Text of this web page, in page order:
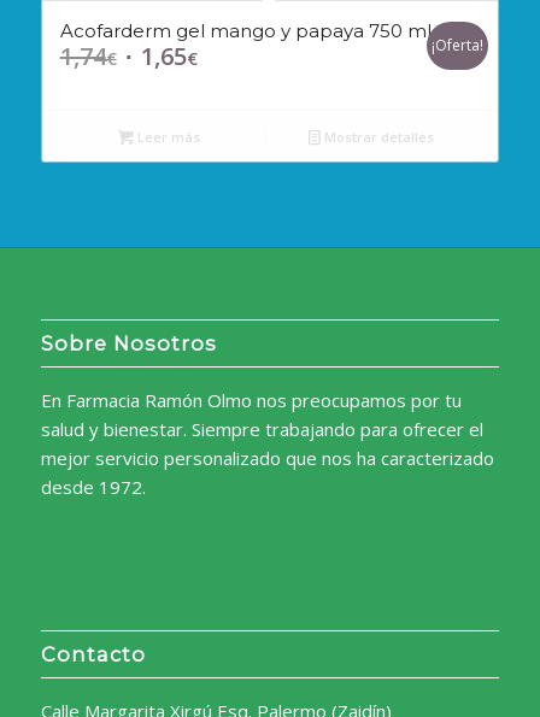
Acofarderm gel mango y papaya 750 ml
1,74€ El
era:
1,65€El
es:
¡Oferta!
Leer más Mostrar detalles
Sobre Nosotros
En Farmacia Ramón Olmo nos preocupamos por tu
salud y bienestar. Siempre trabajando para ofrecer el
mejor servicio personalizado que nos ha caracterizado
desde 1972.
Contacto
Calle Margarita Xirgú Esq. Palermo (Zaidín)